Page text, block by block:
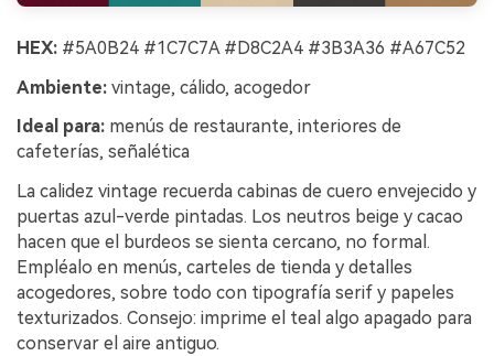
HEX: #5A0B24 #1C7C7A #D8C2A4 #3B3A36 #A67C52
Ambiente: vintage, cálido, acogedor
Ideal para: menús de restaurante, interiores de
cafeterías, señalética
La calidez vintage recuerda cabinas de cuero envejecido y
puertas azul-verde pintadas. Los neutros beige y cacao
hacen que el burdeos se sienta cercano, no formal.
Empléalo en menús, carteles de tienda y detalles
acogedores, sobre todo con tipografía serif y papeles
texturizados. Consejo: imprime el teal algo apagado para
conservar el aire antiguo.